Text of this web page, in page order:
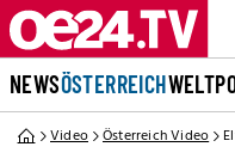
NEWSÖSTERREICHWELT
Video Österreich Video